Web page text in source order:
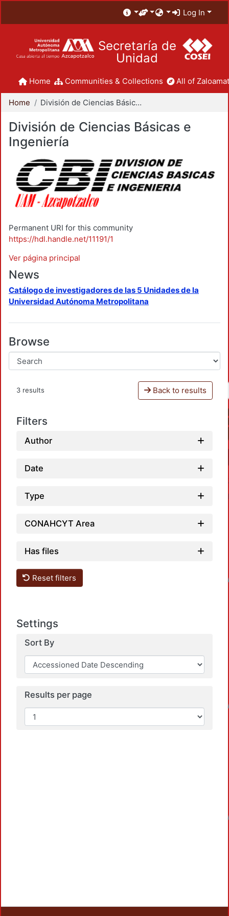
Log In
Secretaría de
Unidad
Home Communities & Collections All of
Home División de Ciencias Básicas e Ingeniería
División de Ciencias Básicas e
Ingeniería
Permanent URI for this community
https://hdl.handle.net/11191/1
Ver página principal
News
Catálogo de investigadores de las 5 Unidades de la
Universidad Autónoma Metropolitana
Browse
3 results Back to results
Filters
Author
Date
Type
CONAHCYT Area
Has files
Reset filters
Settings
Sort By
Results per page